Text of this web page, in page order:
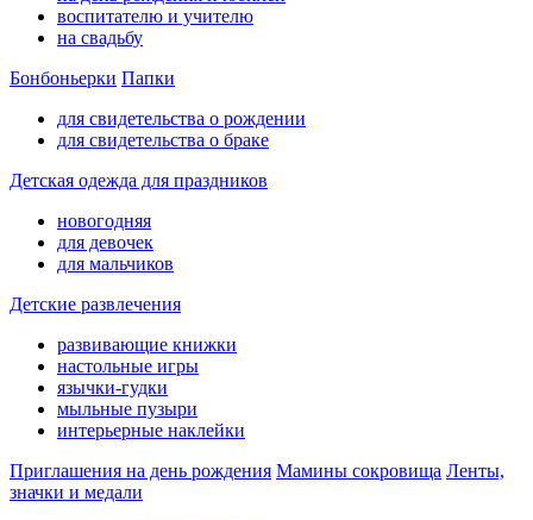
воспитателю и учителю
на свадьбу
Бонбоньерки Папки
для свидетельства о рождении
для свидетельства о браке
Детская одежда для праздников
новогодняя
для девочек
для мальчиков
Детские развлечения
развивающие книжки
настольные игры
язычки-гудки
мыльные пузыри
интерьерные наклейки
Приглашения на день рождения Мамины сокровища Ленты,
значки и медали